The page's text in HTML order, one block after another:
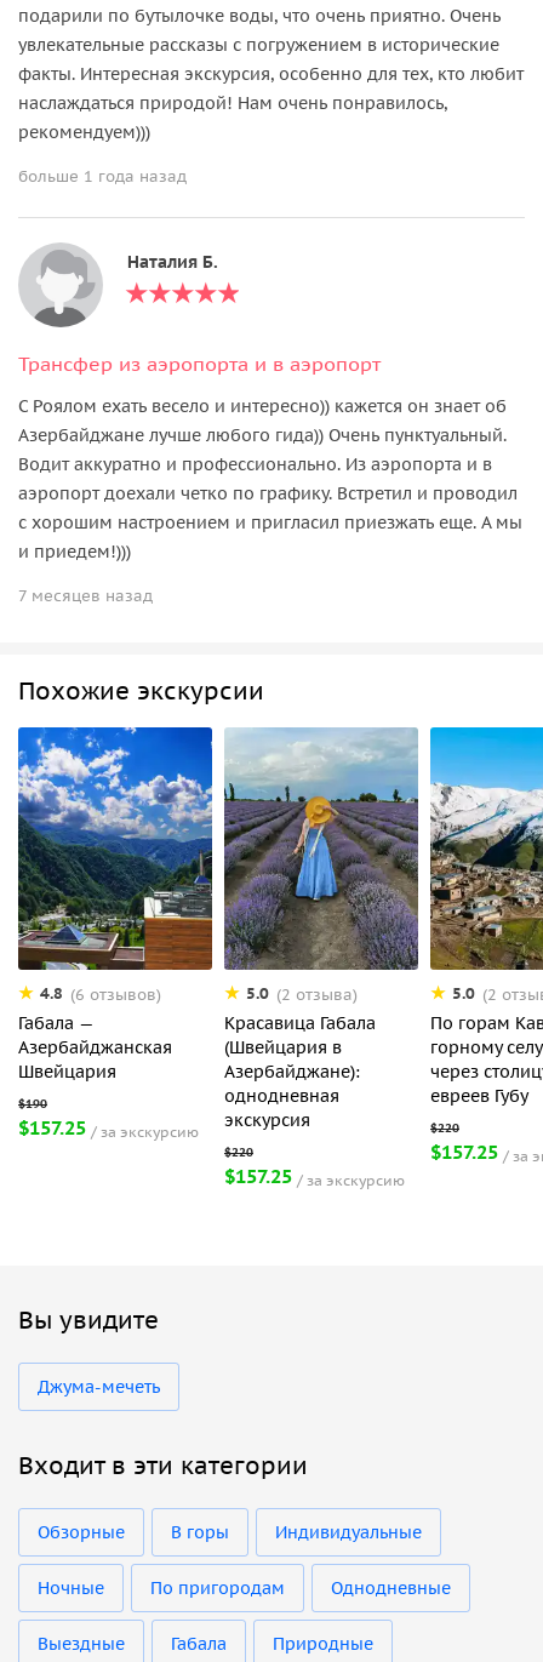
подарили по бутылочке воды, что очень приятно. Очень
увлекательные рассказы с погружением в исторические
факты. Интересная экскурсия, особенно для тех, кто любит
наслаждаться природой! Нам очень понравилось,
рекомендуем)))
больше 1 года назад
Наталия Б.
Трансфер из аэропорта и в аэропорт
С Роялом ехать весело и интересно)) кажется он знает об
Азербайджане лучше любого гида)) Очень пунктуальный.
Водит аккуратно и профессионально. Из аэропорта и в
аэропорт доехали четко по графику. Встретил и проводил
с хорошим настроением и пригласил приезжать еще. А мы
и приедем!)))
7 месяцев назад
Похожие экскурсии
4.8 (6 отзывов)
Габала —
Азербайджанская
Швейцария
$157.25 за экскурсию
5.0 (2 отзыва)
Красавица Габала
(Швейцария в
Азербайджане):
однодневная
экскурсия
$157.25 за экскурсию
5.0 (2
По горам
горному
через
евреев Губу
$157.25 за
Вы увидите
Джума-мечеть
Входит в эти категории
Обзорные В горы Индивидуальные
Ночные По пригородам Однодневные
Выездные Габала Природные